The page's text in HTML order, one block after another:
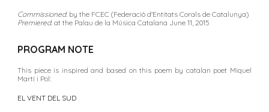
Commissioned: by the FCEC (Federació d'Entitats Corals de Catalunya)
Premiered: at the Palau de la Música Catalana June 11, 2015
PROGRAM NOTE
This piece is inspired and based on this poem by catalan poet Miquel
Martí i Pol:
EL VENT DEL SUD